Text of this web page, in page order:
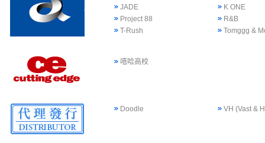
JADE
K ONE
Project 88
R&B
T-Rush
Tomggg &
嘻哈高校
Doodle VH (Vast &